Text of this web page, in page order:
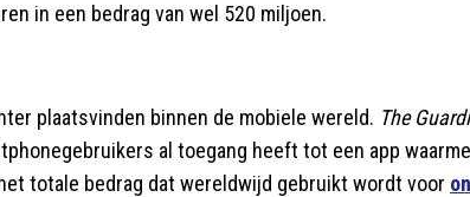
in een bedrag van wel 520 miljoen.
plaatsvinden binnen de mobiele wereld. The
al toegang heeft tot een app
totale bedrag dat wereldwijd gebruikt wordt voor